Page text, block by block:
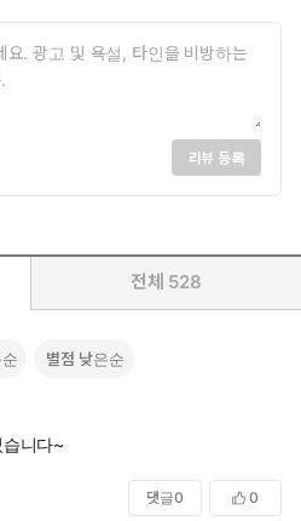
리뷰 등록
전체 528
별점 낮은순
습니다~
댓글0 0